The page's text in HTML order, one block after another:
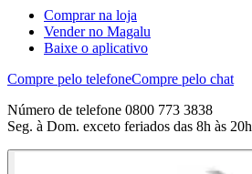
Comprar na loja
Vender no Magalu
Baixe o aplicativo
Compre pelo telefoneCompre pelo chat
Número de telefone 0800 773 3838
Seg. à Dom. exceto feriados das 8h às 20h